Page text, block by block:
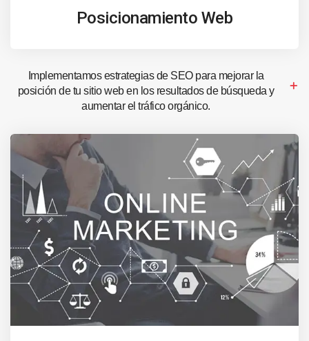
Posicionamiento Web
Implementamos estrategias de SEO para mejorar la
posición de tu sitio web en los resultados de búsqueda y
aumentar el tráfico orgánico.